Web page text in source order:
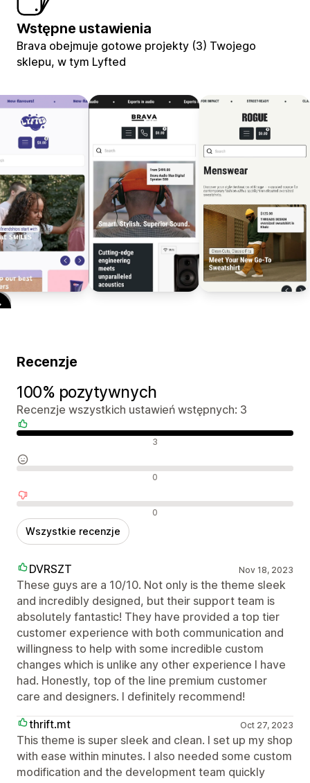
Wstępne ustawienia
Brava obejmuje gotowe projekty (3) Twojego
sklepu, w tym Lyfted
Recenzje
100% pozytywnych
Recenzje wszystkich ustawień wstępnych: 3
3
0
0
Wszystkie recenzje
DVRSZT Nov 18, 2023
These guys are a 10/10. Not only is the theme sleek
and incredibly designed, but their support team is
absolutely fantastic! They have provided a top tier
customer experience with both communication and
willingness to help with some incredible custom
changes which is unlike any other experience I have
had. Honestly, top of the line premium customer
care and designers. I definitely recommend!
thrift.mt
Oct 27, 2023
This theme is super sleek and clean. I set up my shop
with ease within minutes. I also needed some custom
modification and the development team quickly